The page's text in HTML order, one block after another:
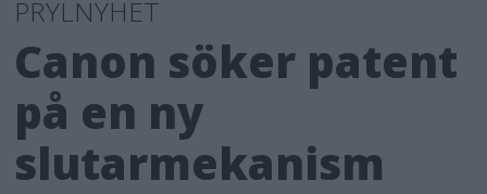
PRYLNYHET
Canon söker patent
på en ny
slutarmekanism